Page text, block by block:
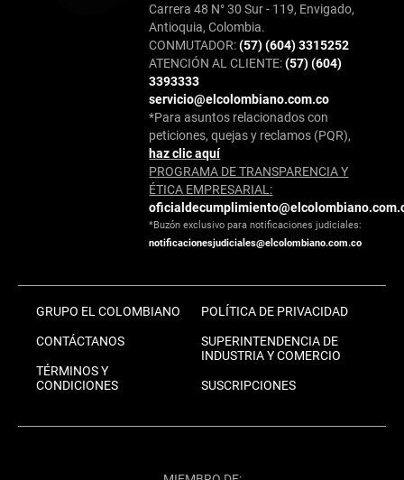
Carrera 48 N° 30 Sur - 119, Envigado,
Antioquia, Colombia.
CONMUTADOR:(57) (604) 3315252
ATENCIÓN AL CLIENTE:(57) (604)
3393333
servicio@elcolombiano.com.co
*Para asuntos relacionados con
peticiones, quejas y reclamos (PQR),
haz clic aquí
PROGRAMA DE TRANSPARENCIA Y
ÉTICA EMPRESARIAL:
*Buzón exclusivo para notificaciones judiciales:
notificacionesjudiciales@elcolombiano.com.co
GRUPO EL COLOMBIANO
CONTÁCTANOS
TÉRMINOS Y
CONDICIONES
POLÍTICA DE PRIVACIDAD
SUPERINTENDENCIA DE
INDUSTRIA Y COMERCIO
SUSCRIPCIONES